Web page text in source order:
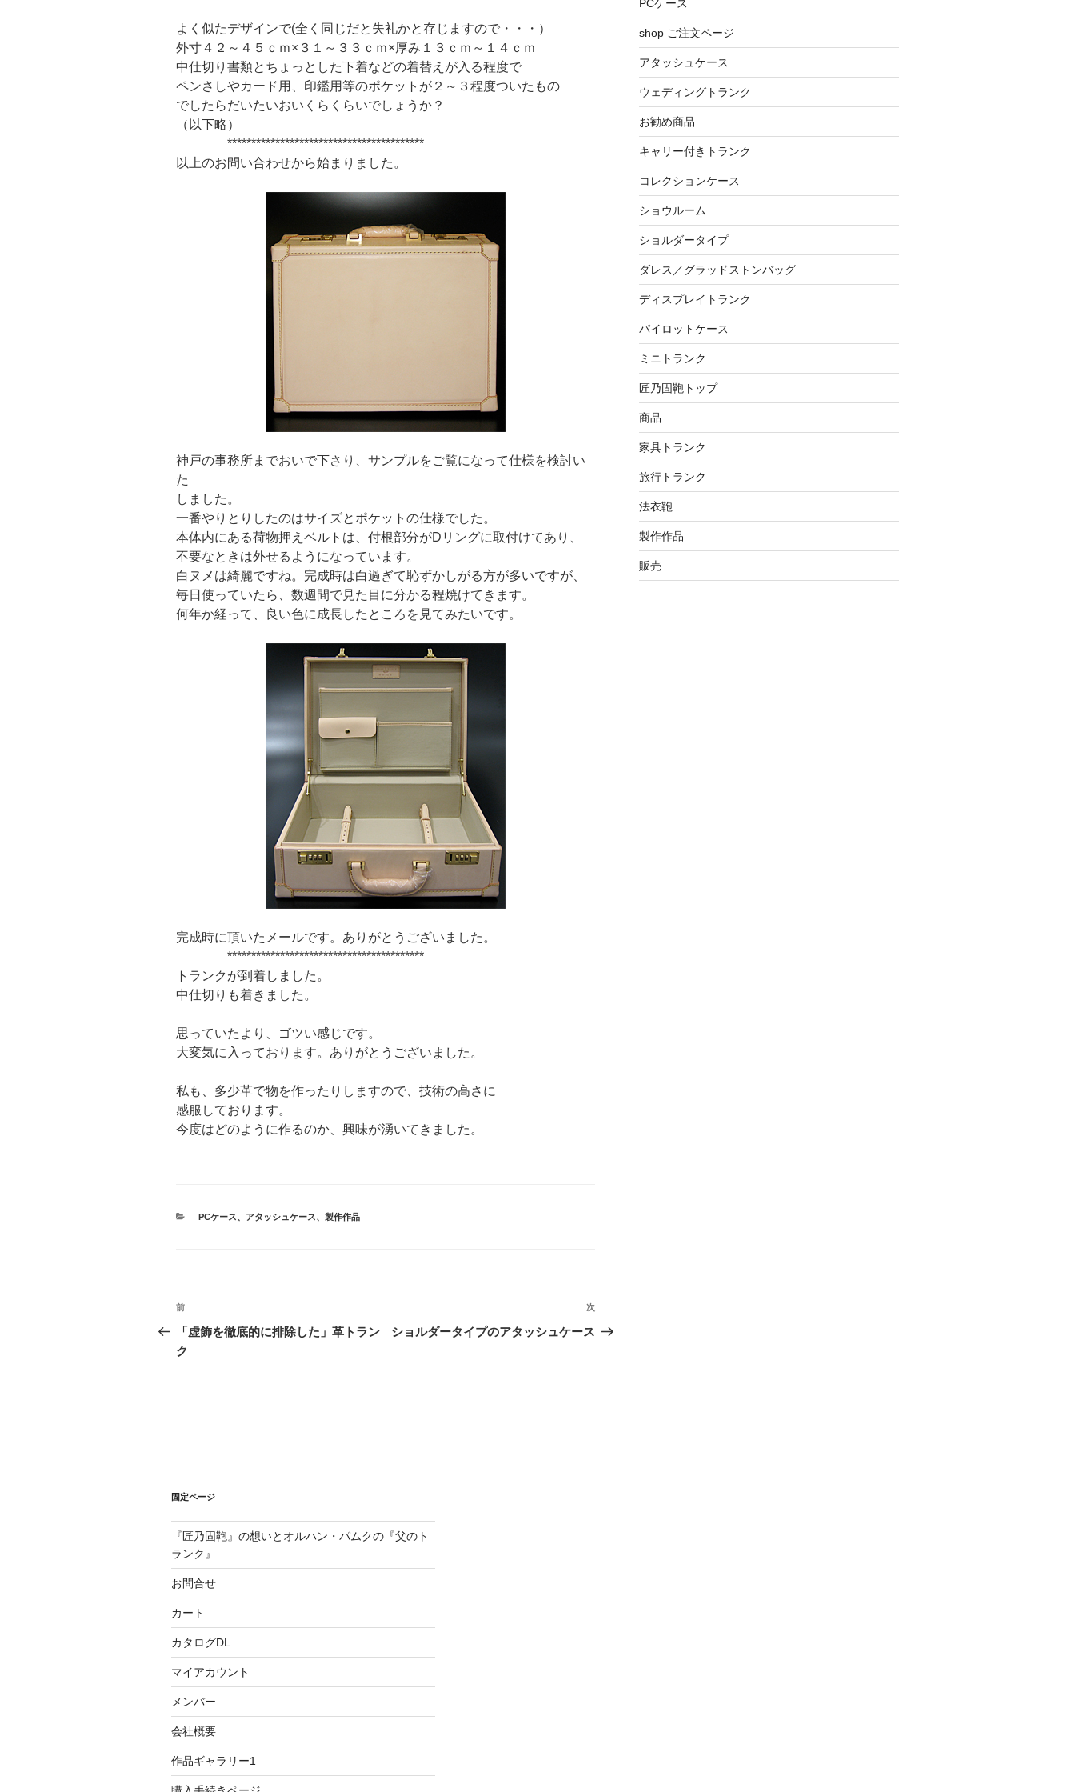
よく似たデザインで(全く同じだと失礼かと存じますので・・・）
外寸４２～４５ｃｍ×３１～３３ｃｍ×厚み１３ｃｍ～１４ｃｍ
中仕切り書類とちょっとした下着などの着替えが入る程度で
ペンさしやカード用、印鑑用等のポケットが２～３程度ついたもの
でしたらだいたいおいくらくらいでしょうか？
（以下略）
*****************************************
以上のお問い合わせから始まりました。
神戸の事務所までおいで下さり、サンプルをご覧になって仕様を検討い
た
しました。
一番やりとりしたのはサイズとポケットの仕様でした。
本体内にある荷物押えベルトは、付根部分がDリングに取付けてあり、
不要なときは外せるようになっています。
白ヌメは綺麗ですね。完成時は白過ぎて恥ずかしがる方が多いですが、
毎日使っていたら、数週間で見た目に分かる程焼けてきます。
何年か経って、良い色に成長したところを見てみたいです。
完成時に頂いたメールです。ありがとうございました。
*****************************************
トランクが到着しました。
中仕切りも着きました。
思っていたより、ゴツい感じです。
大変気に入っております。ありがとうございました。
私も、多少革で物を作ったりしますので、技術の高さに
感服しております。
今度はどのように作るのか、興味が湧いてきました。
カ
PCケース、 アタッシュケース、 製作作品
投
稿
ナ
ョ
ン
前
の
投
前
「虚飾を徹底的に排除した」革トラン
ク
次
の
次
ショルダータイプのアタッシュケース
PCケース
shop ご注文ページ
アタッシュケース
ウェディングトランク
お勧め商品
キャリー付きトランク
コレクションケース
ショウルーム
ショルダータイプ
ダレス／グラッドストンバッグ
ディスプレイトランク
パイロットケース
ミニトランク
匠乃固鞄トップ
商品
家具トランク
旅行トランク
法衣鞄
製作作品
販売
固定ページ
『匠乃固鞄』の想いとオルハン・パムクの『父のト
ランク』
お問合せ
カート
カタログDL
マイアカウント
メンバー
会社概要
作品ギャラリー1